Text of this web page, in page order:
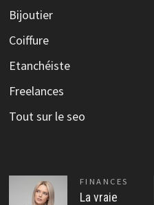
Bijoutier
Coiffure
Etanchéiste
Freelances
Tout sur le seo
FINANCES
La vraie